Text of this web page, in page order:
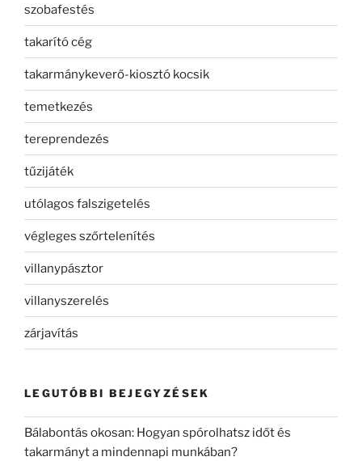
szobafestés
takarító cég
takarmánykeverő-kiosztó kocsik
temetkezés
tereprendezés
tűzijáték
utólagos falszigetelés
végleges szőrtelenítés
villanypásztor
villanyszerelés
zárjavítás
LEGUTÓBBI BEJEGYZÉSEK
Bálabontás okosan: Hogyan spórolhatsz időt és
takarmányt a mindennapi munkában?